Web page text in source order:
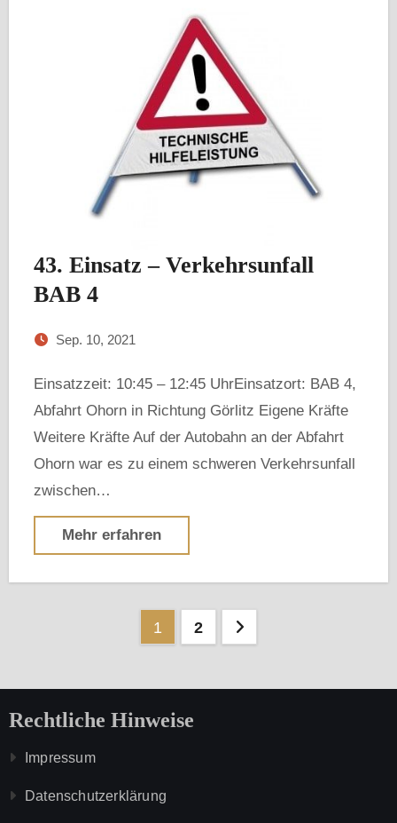
43. Einsatz – Verkehrsunfall
BAB 4
Sep. 10, 2021
Einsatzzeit: 10:45 – 12:45 UhrEinsatzort: BAB 4,
Abfahrt Ohorn in Richtung Görlitz Eigene Kräfte
Weitere Kräfte Auf der Autobahn an der Abfahrt
Ohorn war es zu einem schweren Verkehrsunfall
zwischen…
Mehr erfahren
Seitennummerierung
Beiträge
1 2
Rechtliche Hinweise
Impressum
Datenschutzerklärung